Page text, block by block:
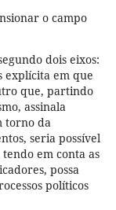
o campo
dois eixos:
explícita em que
que, partindo
assinala
torno da
seria possível
em conta as
possa
políticos